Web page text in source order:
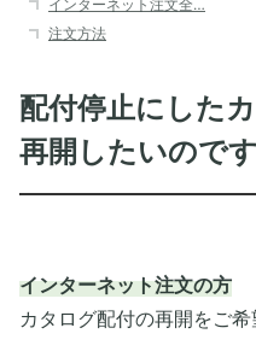
インターネット注文全…
注文方法
配付停止にした
再開したいので
インターネット注文の方
カタログ配付の再開をご希